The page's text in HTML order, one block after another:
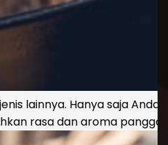
lainnya. Hanya saja
rasa dan aroma